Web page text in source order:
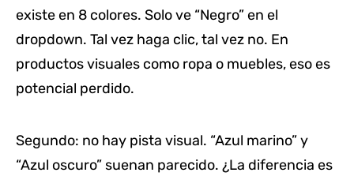
existe en 8 colores. Solo ve “Negro” en el
dropdown. Tal vez haga clic, tal vez no. En
productos visuales como ropa o muebles, eso es
potencial perdido.
Segundo: no hay pista visual. “Azul marino” y
“Azul oscuro” suenan parecido. ¿La diferencia es